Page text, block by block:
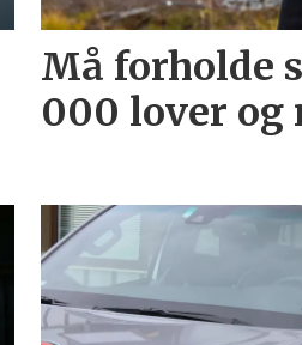
Må forholde
000 lover og